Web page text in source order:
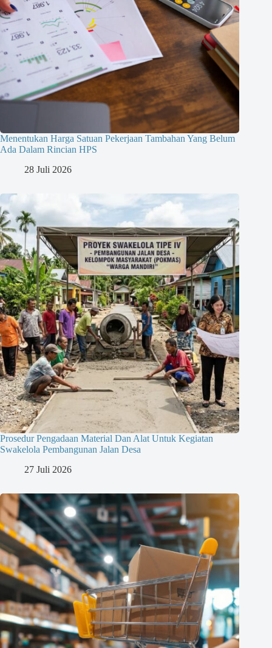
Menentukan Harga Satuan Pekerjaan Tambahan Yang Belum
Ada Dalam Rincian HPS
28 Juli 2026
Prosedur Pengadaan Material Dan Alat Untuk Kegiatan
Swakelola Pembangunan Jalan Desa
27 Juli 2026